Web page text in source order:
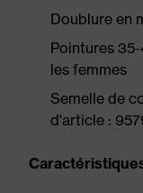
Doublure en
Pointures
les femmes
Semelle de
d'article :